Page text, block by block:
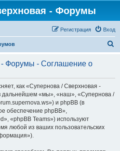
- Форумы
Вход
Регистрация
с
Форумы - Соглашение о
как «Супернова / Сверхновая -
дальнейшем «мы», «наш», «Супернова /
и phpBB (в
обеспечение phpBB»,
«phpBB Teams») используют
любой из ваших пользовательских